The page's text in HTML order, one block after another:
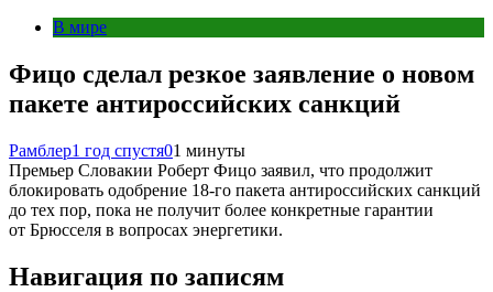
В мире
Фицо сделал резкое заявление о новом
пакете антироссийских санкций
Рамблер1 год спустя01 минуты
Премьер Словакии Роберт Фицо заявил, что продолжит
блокировать одобрение 18-го пакета антироссийских санкций
до тех пор, пока не получит более конкретные гарантии
от Брюсселя в вопросах энергетики.
Навигация по записям